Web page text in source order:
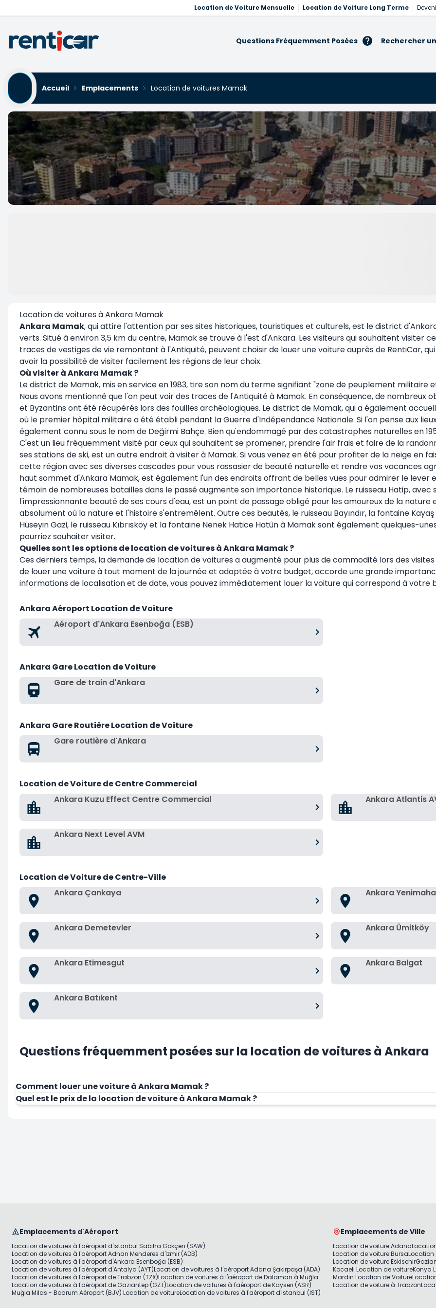
Location de Voiture Mensuelle Location de Voiture Long Terme
Questions Fréquemment Posées Rechercher
Accueil Emplacements Location de voitures Mamak
Location de voitures à Ankara Mamak
Ankara Mamak, qui attire l'attention par ses sites historiques, touristiques et culturels, est le district
verts. Situé à environ 3,5 km du centre, Mamak se trouve à l'est d'Ankara. Les visiteurs qui souhaitent visiter
traces de vestiges de vie remontant à l'Antiquité, peuvent choisir de louer une voiture auprès de RentiCar,
avoir la possibilité de visiter facilement les régions de leur choix.
Où visiter à Ankara Mamak ?
Le district de Mamak, mis en service en 1983, tire son nom du terme signifiant "zone de peuplement militaire
Nous avons mentionné que l'on peut voir des traces de l'Antiquité à Mamak. En conséquence, de nombreux
et Byzantins ont été récupérés lors des fouilles archéologiques. Le district de Mamak, qui a également
où le premier hôpital militaire a été établi pendant la Guerre d'Indépendance Nationale. Si l'on pense aux
également connu sous le nom de Değirmi Bahçe. Bien qu'endommagé par des catastrophes naturelles en
C'est un lieu fréquemment visité par ceux qui souhaitent se promener, prendre l'air frais et faire de la
ses stations de ski, est un autre endroit à visiter à Mamak. Si vous venez en été pour profiter de la neige en
cette région avec ses diverses cascades pour vous rassasier de beauté naturelle et rendre vos vacances
haut sommet d'Ankara Mamak, est également l'un des endroits offrant de belles vues pour admirer le lever
témoin de nombreuses batailles dans le passé augmente son importance historique. Le ruisseau Hatip,
l'impressionnante beauté de ses cours d'eau, est un point de passage obligé pour les amoureux de la nature
absolument où la nature et l'histoire s'entremêlent. Outre ces beautés, le ruisseau Bayındır, la fontaine Kayaş
Hüseyin Gazi, le ruisseau Kıbrısköy et la fontaine Nenek Hatice Hatûn à Mamak sont également quelques-
pourriez souhaiter visiter.
Quelles sont les options de location de voitures à Ankara Mamak ?
Ces derniers temps, la demande de location de voitures a augmenté pour plus de commodité lors des
de louer une voiture à tout moment de la journée et adaptée à votre budget, accorde une grande
informations de localisation et de date, vous pouvez immédiatement louer la voiture qui correspond à votre
Ankara Aéroport Location de Voiture
Aéroport d'Ankara Esenboğa (ESB)
Ankara Gare Location de Voiture
Gare de train d'Ankara
Ankara Gare Routière Location de Voiture
Gare routière d'Ankara
Location de Voiture de Centre Commercial
Ankara Kuzu Effect Centre Commercial
Ankara Atlantis
Ankara Next Level AVM
Location de Voiture de Centre-Ville
Ankara Çankaya
Ankara
Ankara Demetevler Ankara Ümitköy
Ankara Etimesgut Ankara Balgat
Ankara Batıkent
Questions fréquemment posées sur la location de voitures à Ankara
Comment louer une voiture à Ankara Mamak ?
Quel est le prix de la location de voiture à Ankara Mamak ?
Emplacements d'Aéroport
Location de voitures à l'aéroport d'Istanbul Sabiha Gökçen (SAW)
Location de voitures à l'aéroport Adnan Menderes d'Izmir (ADB)
Location de voitures à l'aéroport d'Ankara Esenboğa (ESB)
Location de voitures à l'aéroport d'Antalya (AYT)Location de voitures à l'aéroport Adana Şakirpaşa (ADA)
Location de voitures à l'aéroport de Trabzon (TZX)Location de voitures à l'aéroport de Dalaman à Muğla
Location de voitures à l'aéroport de Gaziantep (GZT)Location de voitures à l'aéroport de Kayseri (ASR)
Muğla Milas - Bodrum Aéroport (BJV) Location de voitureLocation de voitures à l'aéroport d'Istanbul (IST)
Emplacements de Ville
Location de voiture Adana
Location de voiture BursaLocation
Location de voiture Eskisehir
Kocaeli Location de voitureKonya
Mardin Location de Voiture
Location de voiture à Trabzon